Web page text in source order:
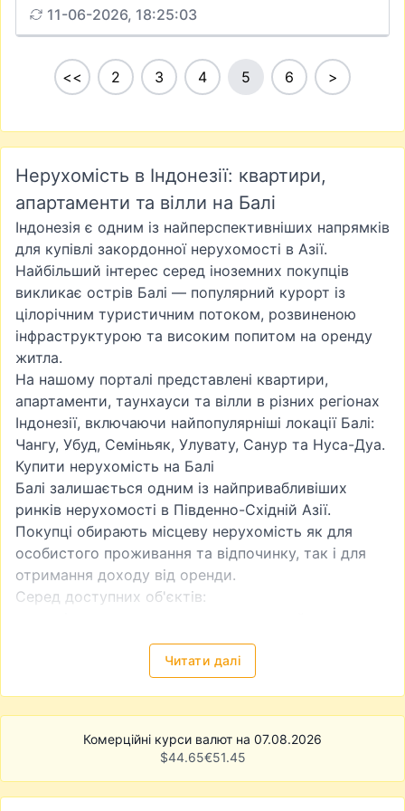
11-06-2026, 18:25:03
<< 2 3 4 5 6 >
Нерухомість в Індонезії: квартири,
апартаменти та вілли на Балі
Індонезія є одним із найперспективніших напрямків
для купівлі закордонної нерухомості в Азії.
Найбільший інтерес серед іноземних покупців
викликає острів Балі — популярний курорт із
цілорічним туристичним потоком, розвиненою
інфраструктурою та високим попитом на оренду
житла.
На нашому порталі представлені квартири,
апартаменти, таунхауси та вілли в різних регіонах
Індонезії, включаючи найпопулярніші локації Балі:
Чангу, Убуд, Семіньяк, Улувату, Санур та Нуса-Дуа.
Купити нерухомість на Балі
Балі залишається одним із найпривабливіших
ринків нерухомості в Південно-Східній Азії.
Покупці обирають місцеву нерухомість як для
особистого проживання та відпочинку, так і для
отримання доходу від оренди.
Серед доступних об'єктів:
вілли з басейнами та приватними територіями;
будинки для постійного проживання;
інвестиційні проєкти на етапі будівництва;
новобудови від забудовників.
Інвестори все частіше розглядають Балі як
Читати далі
Комерційні курси валют на 07.08.2026
$44.65€51.45